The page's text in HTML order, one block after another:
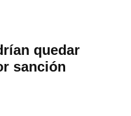
quedar
sanción